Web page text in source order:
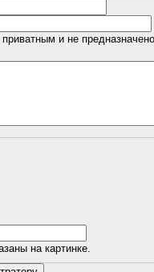
и не
на картинке.